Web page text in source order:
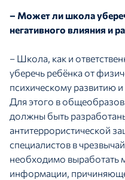
– Может ли школа
негативного влияния и
– Школа, как и
уберечь ребёнка от
психическому развитию
Для этого в
должны быть
антитеррористической
специалистов в
необходимо выработать
информации,